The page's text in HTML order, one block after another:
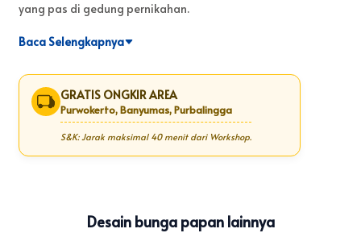
yang pas di gedung pernikahan.
dimulai. Workshop Akila Florist memastikan bunga tetap
segar saat tiba di gedung pernikahan.
Baca Selengkapnya
GRATIS ONGKIR AREA
Purwokerto, Banyumas, Purbalingga
S&K: Jarak maksimal 40 menit dari Workshop.
Desain bunga papan lainnya